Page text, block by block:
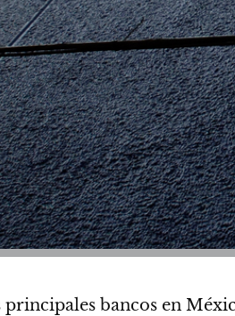
principales bancos en